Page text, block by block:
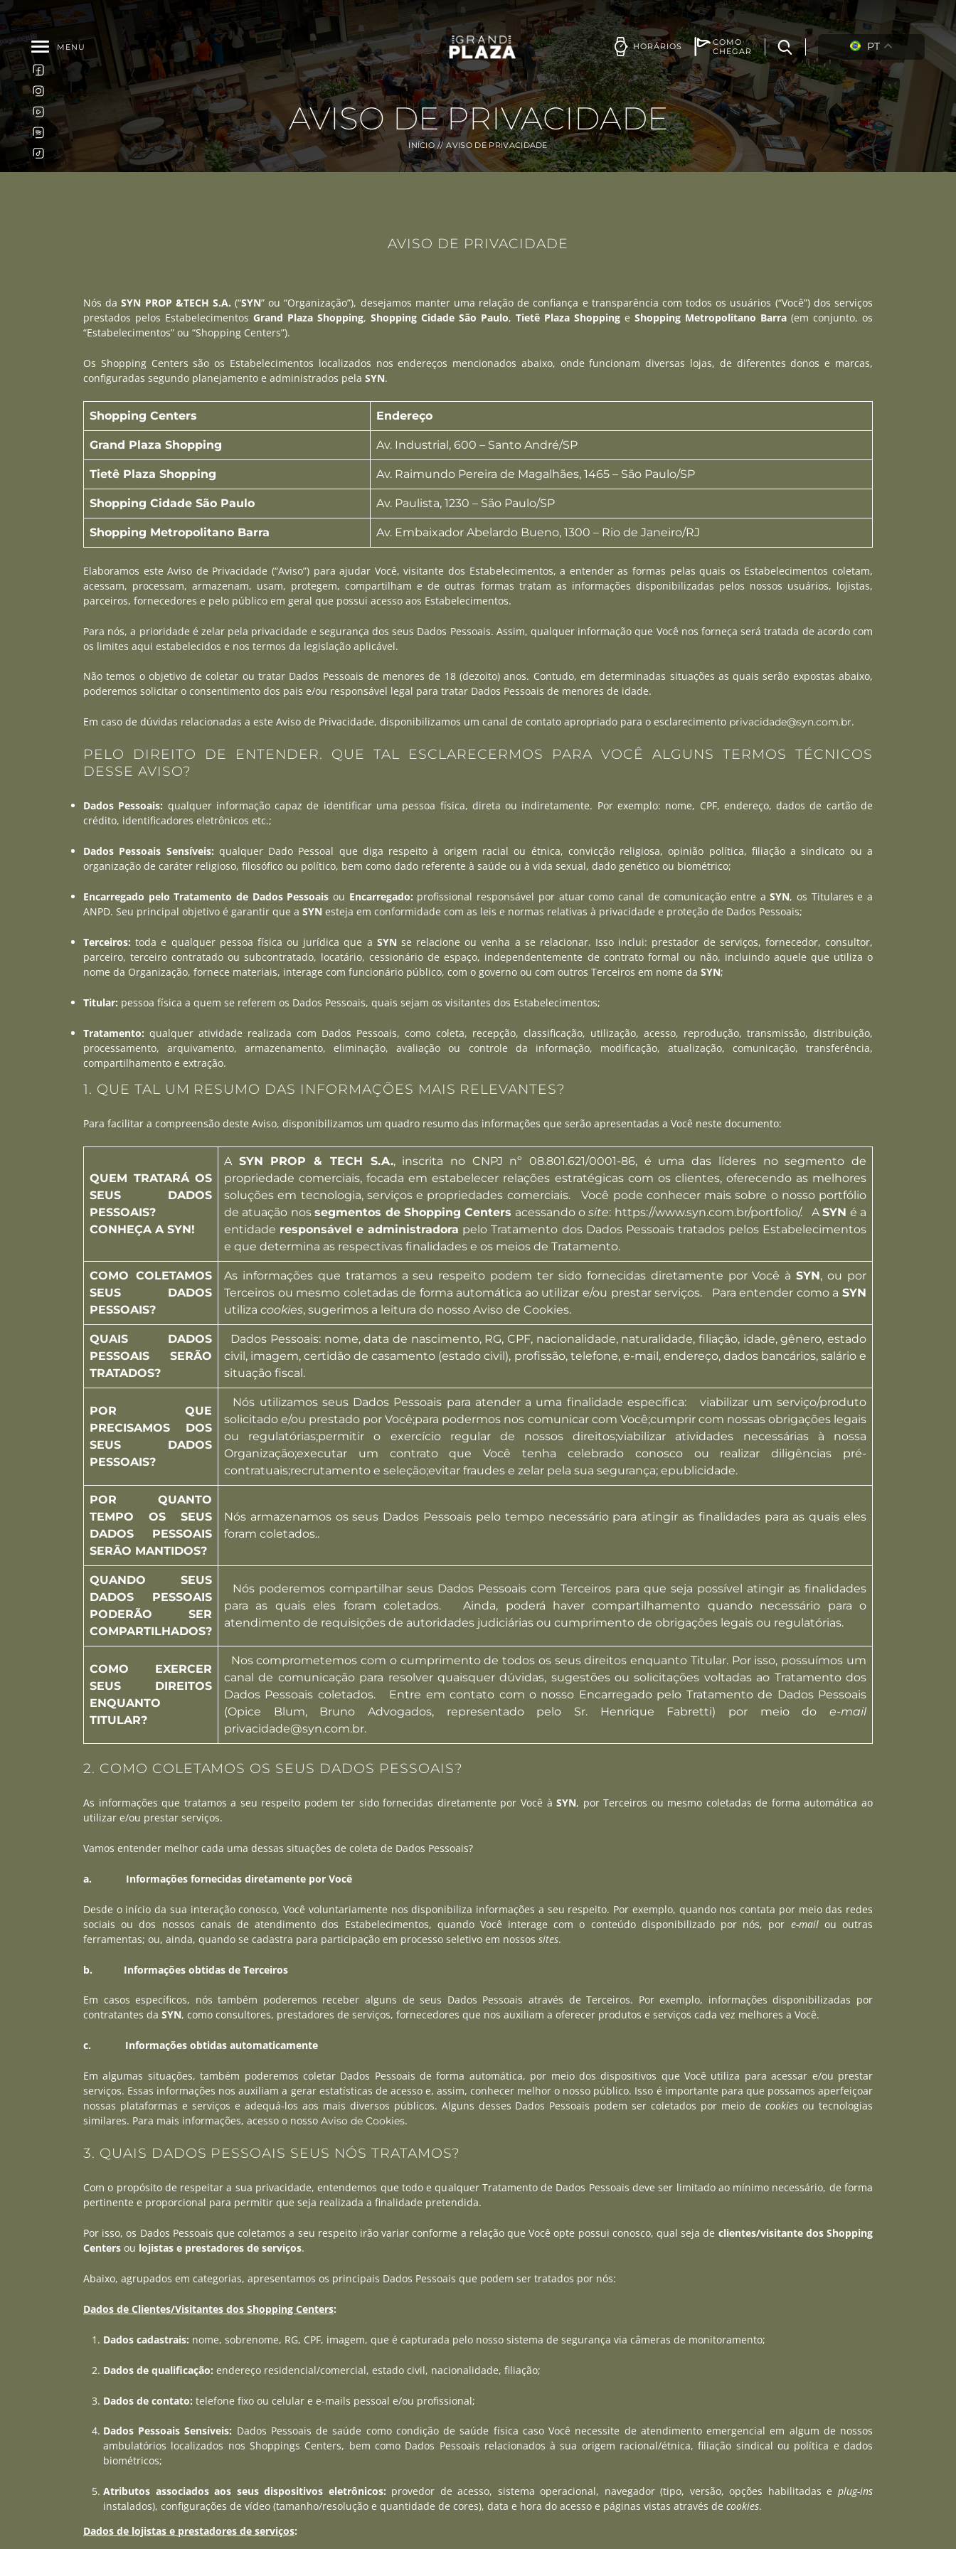
MENU HORÁRIOS
COMO
CHEGAR
PT
AVISO DE PRIVACIDADE
INÍCIO AVISO DE PRIVACIDADE
AVISO DE PRIVACIDADE
Nós daSYN PROP &TECH S.A.(“SYN” ou “Organização”), desejamos manter uma relação de confiança e transparência com todos os usuários (“Você”) dos serviços
prestados pelos Estabelecimentos Grand Plaza Shopping, Shopping Cidade São Paulo, Tietê Plaza Shopping e Shopping Metropolitano Barra (em conjunto, os
“Estabelecimentos” ou “Shopping Centers”).
Os Shopping Centers são os Estabelecimentos localizados nos endereços mencionados abaixo, onde funcionam diversas lojas, de diferentes donos e marcas,
configuradas segundo planejamento e administrados pela SYN.
Shopping Centers Endereço
Grand Plaza Shopping Av. Industrial, 600 – Santo André/SP
Tietê Plaza Shopping Av. Raimundo Pereira de Magalhães, 1465 – São Paulo/SP
Shopping Cidade São Paulo Av. Paulista, 1230 – São Paulo/SP
Shopping Metropolitano Barra Av. Embaixador Abelardo Bueno, 1300 – Rio de Janeiro/RJ
Elaboramos este Aviso de Privacidade (“Aviso”) para ajudar Você, visitante dos Estabelecimentos, a entender as formas pelas quais os Estabelecimentos coletam,
acessam, processam, armazenam, usam, protegem, compartilham e de outras formas tratam as informações disponibilizadas pelos nossos usuários, lojistas,
parceiros, fornecedores e pelo público em geral que possui acesso aos Estabelecimentos.
Para nós, a prioridade é zelar pela privacidade e segurança dos seus Dados Pessoais. Assim, qualquer informação que Você nos forneça será tratada de acordo com
os limites aqui estabelecidos e nos termos da legislação aplicável.
Não temos o objetivo de coletar ou tratar Dados Pessoais de menores de 18 (dezoito) anos. Contudo, em determinadas situações as quais serão expostas abaixo,
poderemos solicitar o consentimento dos pais e/ou responsável legal para tratar Dados Pessoais de menores de idade.
Em caso de dúvidas relacionadas a este Aviso de Privacidade, disponibilizamos um canal de contato apropriado para o esclarecimento privacidade@syn.com.br.
PELO DIREITO DE ENTENDER. QUE TAL ESCLARECERMOS PARA VOCÊ ALGUNS TERMOS TÉCNICOS
DESSE AVISO?
Dados Pessoais: qualquer informação capaz de identificar uma pessoa física, direta ou indiretamente. Por exemplo: nome, CPF, endereço, dados de cartão de
crédito, identificadores eletrônicos etc.;
Dados Pessoais Sensíveis: qualquer Dado Pessoal que diga respeito à origem racial ou étnica, convicção religiosa, opinião política, filiação a sindicato ou a
organização de caráter religioso, filosófico ou político, bem como dado referente à saúde ou à vida sexual, dado genético ou biométrico;
Encarregado pelo Tratamento de Dados Pessoais ou Encarregado: profissional responsável por atuar como canal de comunicação entre aSYN, os Titulares e a
ANPD. Seu principal objetivo é garantir que a SYN esteja em conformidade com as leis e normas relativas à privacidade e proteção de Dados Pessoais;
Terceiros: toda e qualquer pessoa física ou jurídica que a SYN se relacione ou venha a se relacionar. Isso inclui: prestador de serviços, fornecedor, consultor,
parceiro, terceiro contratado ou subcontratado, locatário, cessionário de espaço, independentemente de contrato formal ou não, incluindo aquele que utiliza o
nome da Organização, fornece materiais, interage com funcionário público, com o governo ou com outros Terceiros em nome da SYN;
Titular: pessoa física a quem se referem os Dados Pessoais, quais sejam os visitantes dos Estabelecimentos;
Tratamento: qualquer atividade realizada com Dados Pessoais, como coleta, recepção, classificação, utilização, acesso, reprodução, transmissão, distribuição,
processamento, arquivamento, armazenamento, eliminação, avaliação ou controle da informação, modificação, atualização, comunicação, transferência,
compartilhamento e extração.
1. QUE TAL UM RESUMO DAS INFORMAÇÕES MAIS RELEVANTES?
Para facilitar a compreensão deste Aviso, disponibilizamos um quadro resumo das informações que serão apresentadas a Você neste documento:
QUEM TRATARÁ OS
SEUS DADOS
PESSOAIS?
CONHEÇA A SYN!
A SYN PROP & TECH S.A., inscrita no CNPJ nº 08.801.621/0001-86, é uma das líderes no segmento de
propriedade comerciais, focada em estabelecer relações estratégicas com os clientes, oferecendo as melhores
soluções em tecnologia, serviços e propriedades comerciais. Você pode conhecer mais sobre o nosso portfólio
de atuação nossegmentos de Shopping Centers acessando osite: https://www.syn.com.br/portfolio/. ASYN é a
entidade responsável e administradora pelo Tratamento dos Dados Pessoais tratados pelos Estabelecimentos
e que determina as respectivas finalidades e os meios de Tratamento.
COMO COLETAMOS
SEUS DADOS
PESSOAIS?
As informações que tratamos a seu respeito podem ter sido fornecidas diretamente por Você àSYN, ou por
Terceiros ou mesmo coletadas de forma automática ao utilizar e/ou prestar serviços. Para entender como a SYN
utiliza cookies, sugerimos a leitura do nosso Aviso de Cookies.
QUAIS DADOS
PESSOAIS SERÃO
TRATADOS?
Dados Pessoais: nome, data de nascimento, RG, CPF, nacionalidade, naturalidade, filiação, idade, gênero, estado
civil, imagem, certidão de casamento (estado civil), profissão, telefone, e-mail, endereço, dados bancários, salário e
situação fiscal.
POR QUE
PRECISAMOS DOS
SEUS DADOS
PESSOAIS?
Nós utilizamos seus Dados Pessoais para atender a uma finalidade específica: viabilizar um serviço/produto
solicitado e/ou prestado por Você;para podermos nos comunicar com Você;cumprir com nossas obrigações legais
ou regulatórias;permitir o exercício regular de nossos direitos;viabilizar atividades necessárias à nossa
Organização;executar um contrato que Você tenha celebrado conosco ou realizar diligências pré-
contratuais;recrutamento e seleção;evitar fraudes e zelar pela sua segurança; epublicidade.
POR QUANTO
TEMPO OS SEUS
DADOS PESSOAIS
SERÃO MANTIDOS?
Nós armazenamos os seus Dados Pessoais pelo tempo necessário para atingir as finalidades para as quais eles
foram coletados..
QUANDO SEUS
DADOS PESSOAIS
PODERÃO SER
COMPARTILHADOS?
Nós poderemos compartilhar seus Dados Pessoais com Terceiros para que seja possível atingir as finalidades
para as quais eles foram coletados. Ainda, poderá haver compartilhamento quando necessário para o
atendimento de requisições de autoridades judiciárias ou cumprimento de obrigações legais ou regulatórias.
COMO EXERCER
SEUS DIREITOS
ENQUANTO
TITULAR?
Nos comprometemos com o cumprimento de todos os seus direitos enquanto Titular. Por isso, possuímos um
canal de comunicação para resolver quaisquer dúvidas, sugestões ou solicitações voltadas ao Tratamento dos
Dados Pessoais coletados. Entre em contato com o nosso Encarregado pelo Tratamento de Dados Pessoais
(Opice Blum, Bruno Advogados, representado pelo Sr. Henrique Fabretti) por meio do e-mail
privacidade@syn.com.br.
2. COMO COLETAMOS OS SEUS DADOS PESSOAIS?
As informações que tratamos a seu respeito podem ter sido fornecidas diretamente por Você àSYN, por Terceiros ou mesmo coletadas de forma automática ao
utilizar e/ou prestar serviços.
Vamos entender melhor cada uma dessas situações de coleta de Dados Pessoais?
a. Informações fornecidas diretamente por Você
Desde o início da sua interação conosco, Você voluntariamente nos disponibiliza informações a seu respeito. Por exemplo, quando nos contata por meio das redes
sociais ou dos nossos canais de atendimento dos Estabelecimentos, quando Você interage com o conteúdo disponibilizado por nós, por e-mailou outras
ferramentas; ou, ainda, quando se cadastra para participação em processo seletivo em nossos sites.
b. Informações obtidas de Terceiros
Em casos específicos, nós também poderemos receber alguns de seus Dados Pessoais através de Terceiros. Por exemplo, informações disponibilizadas por
contratantes da SYN, como consultores, prestadores de serviços, fornecedores que nos auxiliam a oferecer produtos e serviços cada vez melhores a Você.
c. Informações obtidas automaticamente
Em algumas situações, também poderemos coletar Dados Pessoais de forma automática, por meio dos dispositivos que Você utiliza para acessar e/ou prestar
serviços. Essas informações nos auxiliam a gerar estatísticas de acesso e, assim, conhecer melhor o nosso público. Isso é importante para que possamos aperfeiçoar
nossas plataformas e serviços e adequá-los aos mais diversos públicos. Alguns desses Dados Pessoais podem ser coletados por meio decookies ou tecnologias
similares. Para mais informações, acesso o nosso Aviso de Cookies.
3. QUAIS DADOS PESSOAIS SEUS NÓS TRATAMOS?
Com o propósito de respeitar a sua privacidade, entendemos que todo e qualquer Tratamento de Dados Pessoais deve ser limitado ao mínimo necessário, de forma
pertinente e proporcional para permitir que seja realizada a finalidade pretendida.
Por isso, os Dados Pessoais que coletamos a seu respeito irão variar conforme a relação que Você opte possui conosco, qual seja de clientes/visitante dos Shopping
Centers ou lojistas e prestadores de serviços.
Abaixo, agrupados em categorias, apresentamos os principais Dados Pessoais que podem ser tratados por nós:
Dados de Clientes/Visitantes dos Shopping Centers:
Dados cadastrais: nome, sobrenome, RG, CPF, imagem, que é capturada pelo nosso sistema de segurança via câmeras de monitoramento;
Dados de qualificação: endereço residencial/comercial, estado civil, nacionalidade, filiação;
Dados de contato: telefone fixo ou celular e e-mails pessoal e/ou profissional;
Dados Pessoais Sensíveis: Dados Pessoais de saúde como condição de saúde física caso Você necessite de atendimento emergencial em algum de nossos
ambulatórios localizados nos Shoppings Centers, bem como Dados Pessoais relacionados à sua origem racional/étnica, filiação sindical ou política e dados
biométricos;
Atributos associados aos seus dispositivos eletrônicos: provedor de acesso, sistema operacional, navegador (tipo, versão, opções habilitadas eplug-ins
instalados), configurações de vídeo (tamanho/resolução e quantidade de cores), data e hora do acesso e páginas vistas através de cookies.
Dados de lojistas e prestadores de serviços: